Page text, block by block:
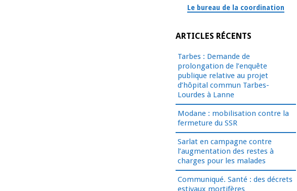
Le bureau de la coordination
ARTICLES RÉCENTS
Tarbes : Demande de
prolongation de l’enquête
publique relative au projet
d’hôpital commun Tarbes-
Lourdes à Lanne
Modane : mobilisation contre la
fermeture du SSR
Sarlat en campagne contre
l’augmentation des restes à
charges pour les malades
Communiqué. Santé : des décrets
estivaux mortifères